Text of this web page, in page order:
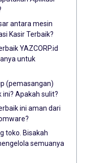
antara mesin
Kasir Terbaik?
YAZCORP.id
untuk
(pemasangan)
ini? Apakah sulit?
ini aman dari
toko. Bisakah
semuanya